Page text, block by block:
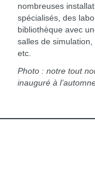
nombreuses
spécialisés, des
bibliothèque avec
salles de simulation,
etc.
Photo : notre tout
inauguré à